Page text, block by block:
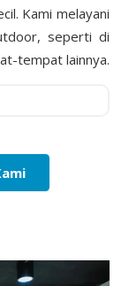
Kami melayani
seperti di
tempat lainnya.